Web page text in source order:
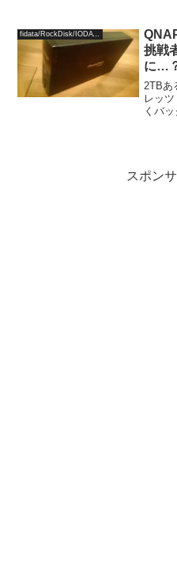
処分す
し、
fidata/RockDisk/IODATA
挑戦
に…
2TBあ
レッ
くバ
スポン